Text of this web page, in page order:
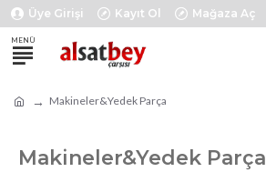
Üye Girişi Kayıt Ol Mağaza Aç
Makineler&Yedek Parça
Makineler&Yedek Parça